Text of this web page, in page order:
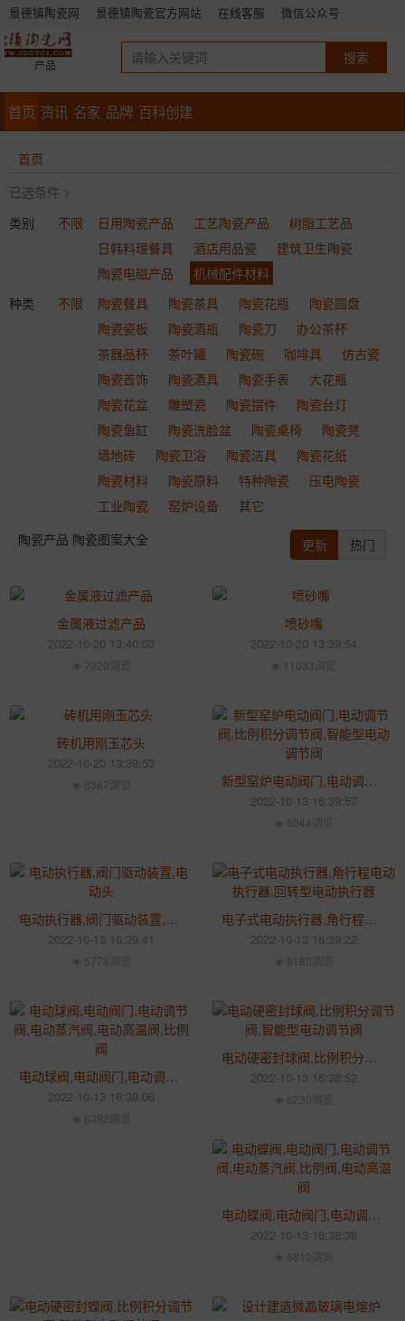
景德镇陶瓷网 景德镇陶瓷官方网站 在线客服 微信公众号
产品
首页 资讯 名家 品牌 百科创建
首页
已选条件 >
类别
不限 日用陶瓷产品 工艺陶瓷产品
树脂工艺品
日韩料理餐具
酒店用品瓷
建筑卫生陶瓷
陶瓷电磁产品
机械配件材料
种类
不限 陶瓷餐具 陶瓷茶具 陶瓷花瓶
陶瓷圆盘
陶瓷瓷板
陶瓷酒瓶 陶瓷刀
办公茶杯
茶器品杯
茶叶罐 陶瓷碗 咖啡具
仿古瓷
陶瓷首饰
陶瓷酒具 陶瓷手表
大花瓶
陶瓷花盆
雕塑瓷 陶瓷摆件
陶瓷台灯
陶瓷鱼缸
陶瓷洗脸盆 陶瓷桌椅
陶瓷凳
墙地砖
陶瓷卫浴 陶瓷洁具
陶瓷花纸
陶瓷材料
陶瓷原料 特种陶瓷
压电陶瓷
工业陶瓷
窑炉设备 其它
更新 热门
陶瓷产品 陶瓷图案大全
金属液过滤产品
2022-10-20 13:40:03
7929浏览
喷砂嘴
2022-10-20 13:39:54
11033浏览
砖机用刚玉芯头
2022-10-20 13:39:53
8387浏览 新型窑炉电动阀门,电动调节阀,比例积分调节阀,智能型电动调节阀
2022-10-13 16:39:57
6044浏览
电动执行器,阀门驱动装置,电动头
2022-10-13 16:39:41
5778浏览
电子式电动执行器,角行程电动执行器,回转型电动执行器
2022-10-13 16:39:22
6185浏览
电动球阀,电动阀门,电动调节阀,电动蒸汽阀,电动高温阀,比例阀
2022-10-13 16:39:06
6382浏览
电动硬密封球阀,比例积分调节阀,智能型电动调节阀
2022-10-13 16:38:52
6230浏览
电动蝶阀,电动阀门,电动调节阀,电动蒸汽阀,比例阀,电动高温阀
2022-10-13 16:38:36
6819浏览